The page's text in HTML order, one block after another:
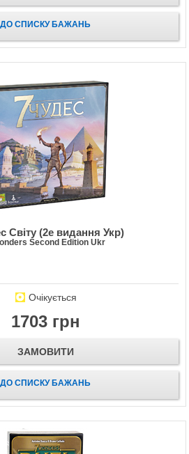
ДО СПИСКУ БАЖАНЬ
Світу (2е видання Укр)
Second Edition Ukr
Очікується
1703 грн
ЗАМОВИТИ
ДО СПИСКУ БАЖАНЬ